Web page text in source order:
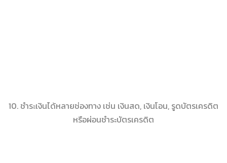
10. ชำระเงินได้หลายช่องทาง เช่น เงินสด, เงินโอน, รูดบัตรเครดิต
หรือผ่อนชำระบัตรเครดิต